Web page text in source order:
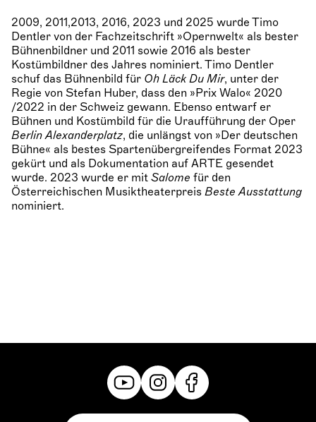
2009, 2011,2013, 2016, 2023 und 2025 wurde Timo
Dentler von der Fachzeitschrift »Opernwelt« als bester
Bühnenbildner und 2011 sowie 2016 als bester
Kostümbildner des Jahres nominiert. Timo Dentler
schuf das Bühnenbild für Oh Läck Du Mir, unter der
Regie von Stefan Huber, dass den »Prix Walo« 2020
/2022 in der Schweiz gewann. Ebenso entwarf er
Bühnen und Kostümbild für die Uraufführung der Oper
Berlin Alexanderplatz, die unlängst von »Der deutschen
Bühne« als bestes Spartenübergreifendes Format 2023
gekürt und als Dokumentation auf ARTE gesendet
wurde. 2023 wurde er mit Salome für den
Österreichischen Musiktheaterpreis Beste Ausstattung
nominiert.